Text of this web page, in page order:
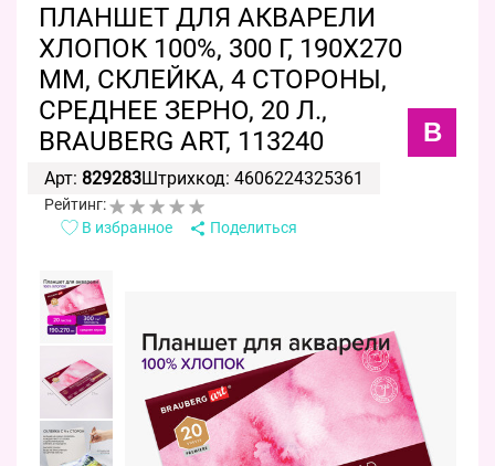
ПЛАНШЕТ ДЛЯ АКВАРЕЛИ
ХЛОПОК 100%, 300 Г, 190Х270
ММ, СКЛЕЙКА, 4 СТОРОНЫ,
СРЕДНЕЕ ЗЕРНО, 20 Л.,
BRAUBERG ART, 113240
B
Арт: 829283Штрихкод: 4606224325361
Рейтинг:
В избранное
Поделиться